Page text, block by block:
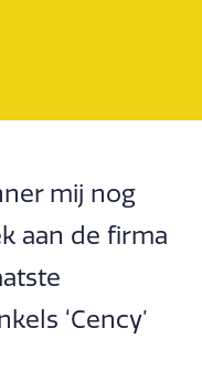
mij nog
aan de firma
‘Cency’